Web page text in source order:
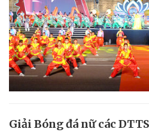
Giải Bóng đá nữ các